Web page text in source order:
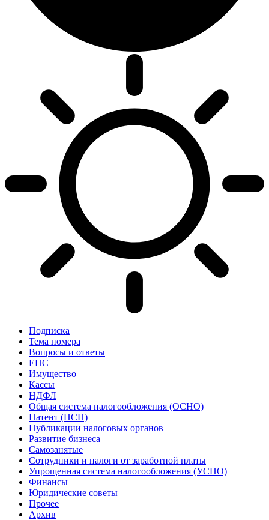
Подписка
Тема номера
Вопросы и ответы
ЕНС
Имущество
Кассы
НДФЛ
Общая система налогообложения (ОСНО)
Патент (ПСН)
Публикации налоговых органов
Развитие бизнеса
Самозанятые
Сотрудники и налоги от заработной платы
Упрощенная система налогообложения (УСНО)
Финансы
Юридические советы
Прочее
Архив